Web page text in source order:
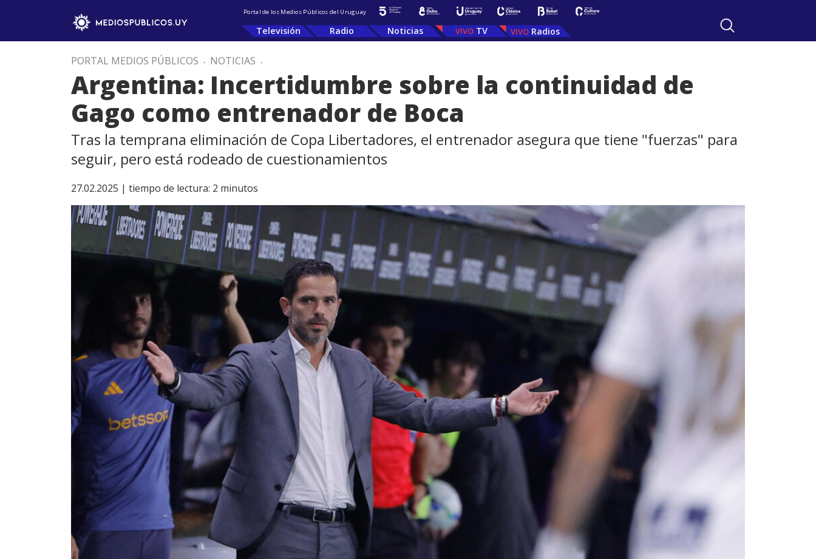
Portal de los Medios Públicos del Uruguay
Televisión Radio Noticias TV Radios
PORTAL MEDIOS PÚBLICOS . NOTICIAS .
Argentina: Incertidumbre sobre la continuidad de
Gago como entrenador de Boca
Tras la temprana eliminación de Copa Libertadores, el entrenador asegura que tiene "fuerzas" para
seguir, pero está rodeado de cuestionamientos
27.02.2025 | tiempo de lectura: 2 minutos